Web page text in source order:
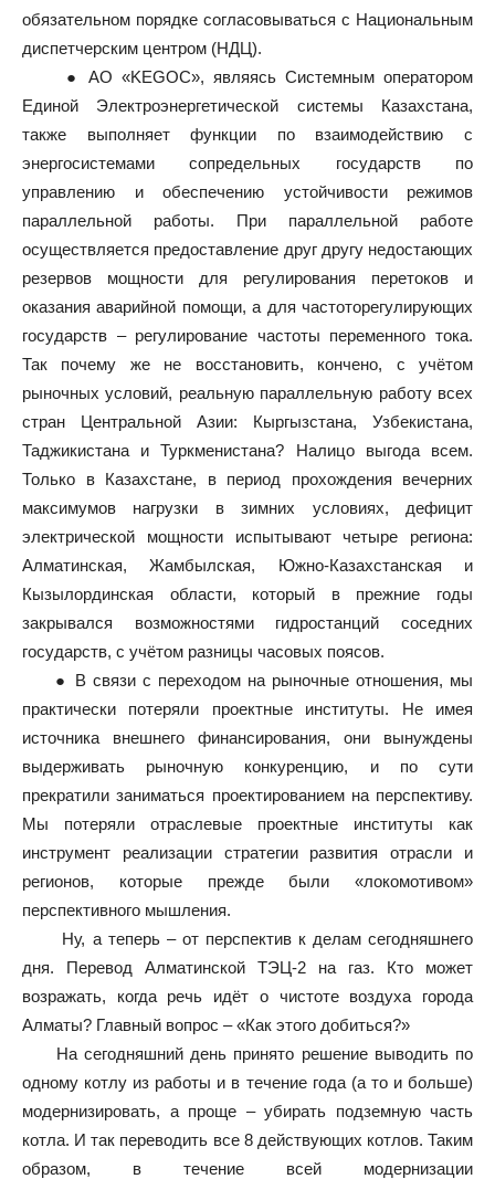
обязательном порядке согласовываться с Национальным
диспетчерским центром (НДЦ).
● АО «KEGOC», являясь Системным оператором
Единой Электроэнергетической системы Казахстана,
также выполняет функции по взаимодействию с
энергосистемами сопредельных государств по
управлению и обеспечению устойчивости режимов
параллельной работы. При параллельной работе
осуществляется предоставление друг другу недостающих
резервов мощности для регулирования перетоков и
оказания аварийной помощи, а для частоторегулирующих
государств – регулирование частоты переменного тока.
Так почему же не восстановить, кончено, с учётом
рыночных условий, реальную параллельную работу всех
стран Центральной Азии: Кыргызстана, Узбекистана,
Таджикистана и Туркменистана? Налицо выгода всем.
Только в Казахстане, в период прохождения вечерних
максимумов нагрузки в зимних условиях, дефицит
электрической мощности испытывают четыре региона:
Алматинская, Жамбылская, Южно-Казахстанская и
Кызылординская области, который в прежние годы
закрывался возможностями гидростанций соседних
государств, с учётом разницы часовых поясов.
● В связи с переходом на рыночные отношения, мы
практически потеряли проектные институты. Не имея
источника внешнего финансирования, они вынуждены
выдерживать рыночную конкуренцию, и по сути
прекратили заниматься проектированием на перспективу.
Мы потеряли отраслевые проектные институты как
инструмент реализации стратегии развития отрасли и
регионов, которые прежде были «локомотивом»
перспективного мышления.
Ну, а теперь – от перспектив к делам сегодняшнего
дня. Перевод Алматинской ТЭЦ-2 на газ. Кто может
возражать, когда речь идёт о чистоте воздуха города
Алматы? Главный вопрос – «Как этого добиться?»
На сегодняшний день принято решение выводить по
одному котлу из работы и в течение года (а то и больше)
модернизировать, а проще – убирать подземную часть
котла. И так переводить все 8 действующих котлов. Таким
образом, в течение всей модернизации